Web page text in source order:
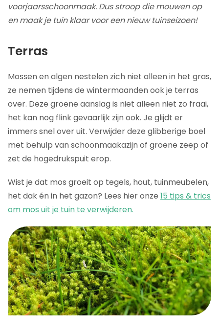
voorjaarsschoonmaak. Dus stroop die mouwen op
en maak je tuin klaar voor een nieuw tuinseizoen!
Terras
Mossen en algen nestelen zich niet alleen in het gras,
ze nemen tijdens de wintermaanden ook je terras
over. Deze groene aanslag is niet alleen niet zo fraai,
het kan nog flink gevaarlijk zijn ook. Je glijdt er
immers snel over uit. Verwijder deze glibberige boel
met behulp van schoonmaakazijn of groene zeep of
zet de hogedrukspuit erop.
Wist je dat mos groeit op tegels, hout, tuinmeubelen,
het dak én in het gazon? Lees hier onze 15 tips & trics
om mos uit je tuin te verwijderen.